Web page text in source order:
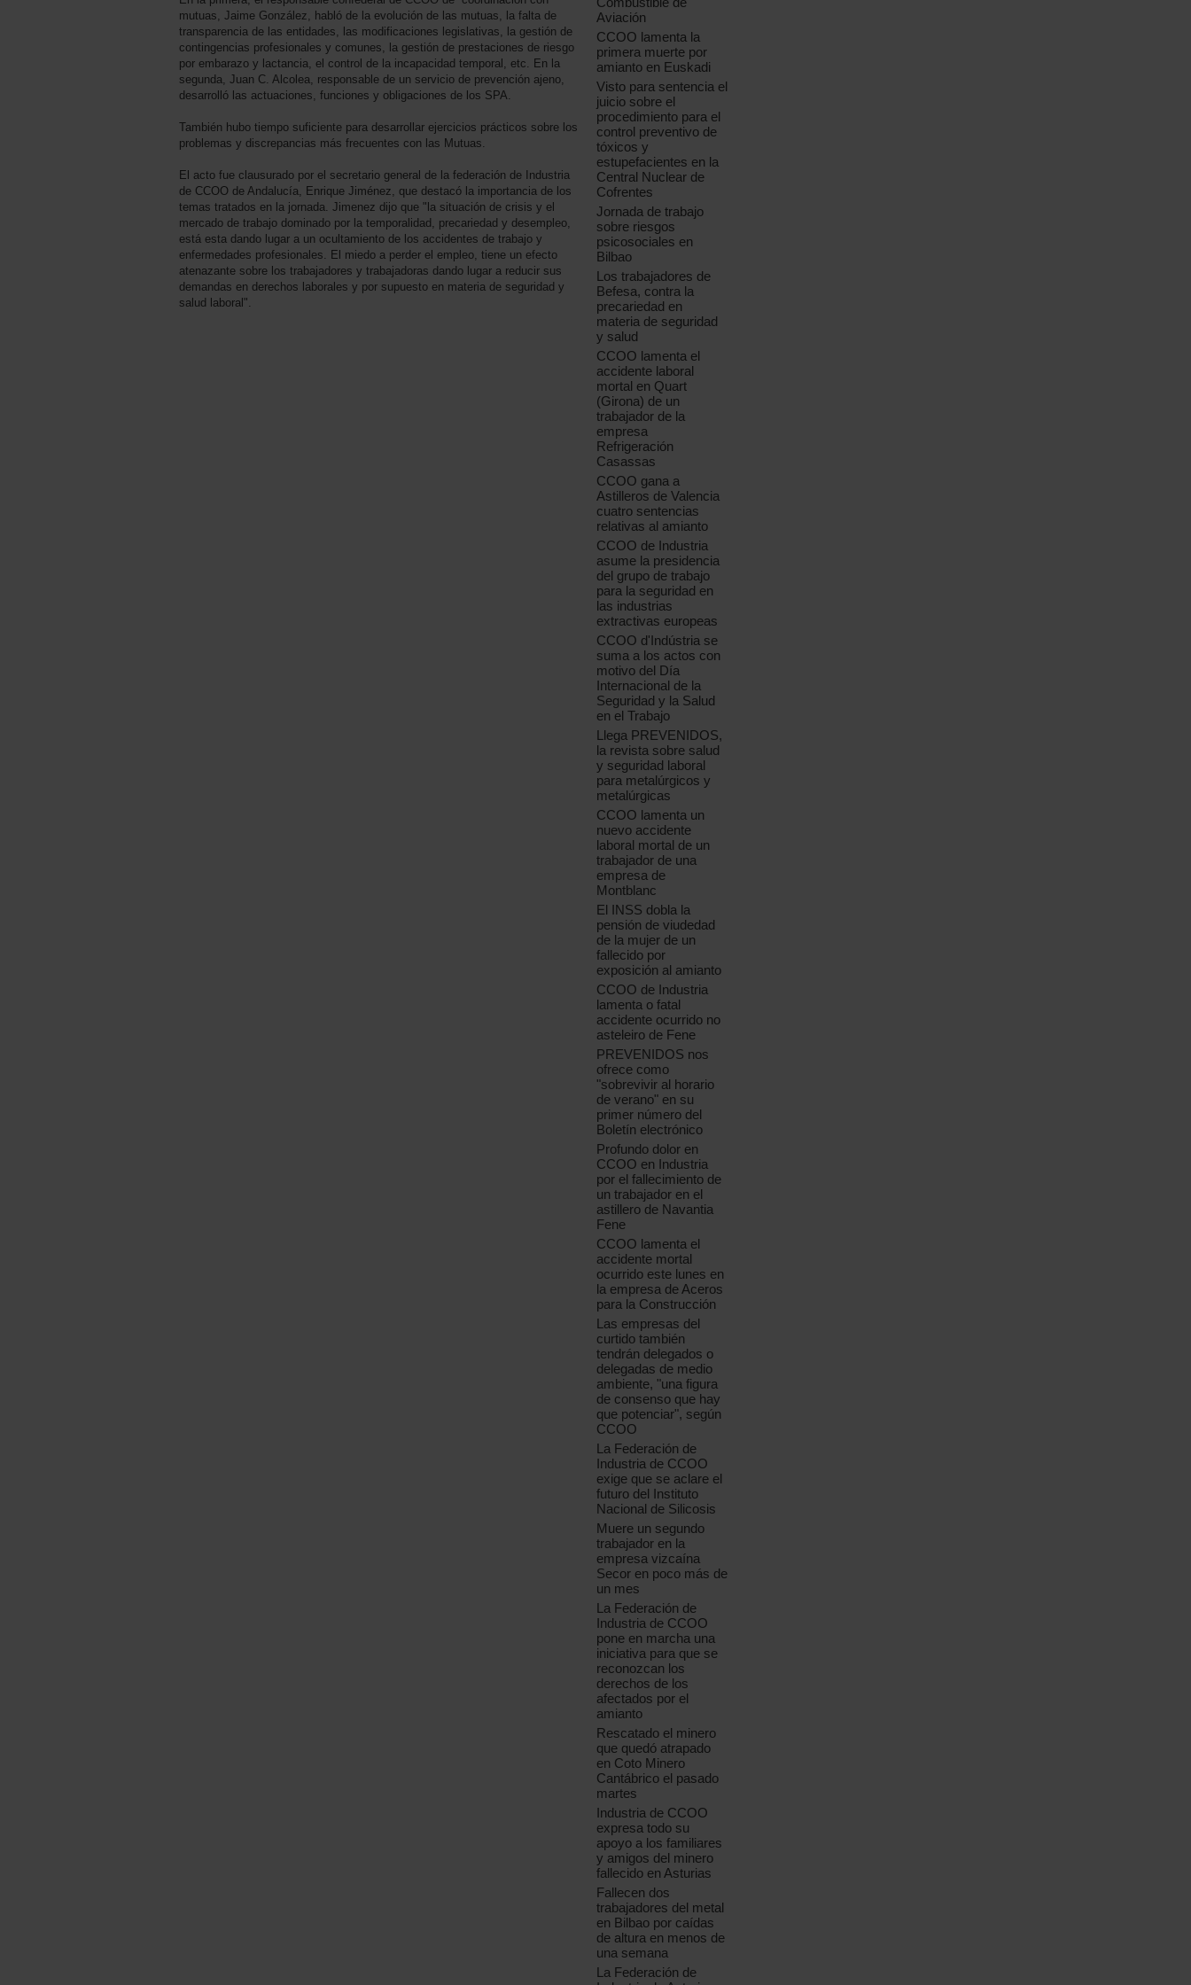
mutuas, Jaime González, habló de la evolución de las mutuas, la falta de
transparencia de las entidades, las modificaciones legislativas, la gestión de
contingencias profesionales y comunes, la gestión de prestaciones de riesgo
por embarazo y lactancia, el control de la incapacidad temporal, etc. En la
segunda, Juan C. Alcolea, responsable de un servicio de prevención ajeno,
desarrolló las actuaciones, funciones y obligaciones de los SPA.
También hubo tiempo suficiente para desarrollar ejercicios prácticos sobre los
problemas y discrepancias más frecuentes con las Mutuas.
El acto fue clausurado por el secretario general de la federación de Industria
de CCOO de Andalucía, Enrique Jiménez, que destacó la importancia de los
temas tratados en la jornada. Jimenez dijo que "la situación de crisis y el
mercado de trabajo dominado por la temporalidad, precariedad y desempleo,
está esta dando lugar a un ocultamiento de los accidentes de trabajo y
enfermedades profesionales. El miedo a perder el empleo, tiene un efecto
atenazante sobre los trabajadores y trabajadoras dando lugar a reducir sus
demandas en derechos laborales y por supuesto en materia de seguridad y
salud laboral".
Aviación
CCOO lamenta la
primera muerte por
amianto en Euskadi
Visto para sentencia el
juicio sobre el
procedimiento para el
control preventivo de
tóxicos y
estupefacientes en la
Central Nuclear de
Cofrentes
Jornada de trabajo
sobre riesgos
psicosociales en
Bilbao
Los trabajadores de
Befesa, contra la
precariedad en
materia de seguridad
y salud
CCOO lamenta el
accidente laboral
mortal en Quart
(Girona) de un
trabajador de la
empresa
Refrigeración
Casassas
CCOO gana a
Astilleros de Valencia
cuatro sentencias
relativas al amianto
CCOO de Industria
asume la presidencia
del grupo de trabajo
para la seguridad en
las industrias
extractivas europeas
CCOO d'Indústria se
suma a los actos con
motivo del Día
Internacional de la
Seguridad y la Salud
en el Trabajo
Llega PREVENIDOS,
la revista sobre salud
y seguridad laboral
para metalúrgicos y
metalúrgicas
CCOO lamenta un
nuevo accidente
laboral mortal de un
trabajador de una
empresa de
Montblanc
El INSS dobla la
pensión de viudedad
de la mujer de un
fallecido por
exposición al amianto
CCOO de Industria
lamenta o fatal
accidente ocurrido no
asteleiro de Fene
PREVENIDOS nos
ofrece como
"sobrevivir al horario
de verano" en su
primer número del
Boletín electrónico
Profundo dolor en
CCOO en Industria
por el fallecimiento de
un trabajador en el
astillero de Navantia
Fene
CCOO lamenta el
accidente mortal
ocurrido este lunes en
la empresa de Aceros
para la Construcción
Las empresas del
curtido también
tendrán delegados o
delegadas de medio
ambiente, "una figura
de consenso que hay
que potenciar", según
CCOO
La Federación de
Industria de CCOO
exige que se aclare el
futuro del Instituto
Nacional de Silicosis
Muere un segundo
trabajador en la
empresa vizcaína
Secor en poco más de
un mes
La Federación de
Industria de CCOO
pone en marcha una
iniciativa para que se
reconozcan los
derechos de los
afectados por el
amianto
Rescatado el minero
que quedó atrapado
en Coto Minero
Cantábrico el pasado
martes
Industria de CCOO
expresa todo su
apoyo a los familiares
y amigos del minero
fallecido en Asturias
Fallecen dos
trabajadores del metal
en Bilbao por caídas
de altura en menos de
una semana
La Federación de